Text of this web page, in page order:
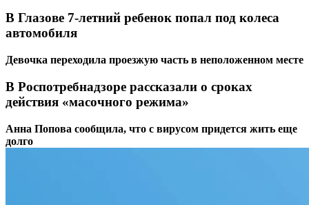
В Глазове 7-летний ребенок попал под колеса
автомобиля
Девочка переходила проезжую часть в неположенном месте
В Роспотребнадзоре рассказали о сроках
действия «масочного режима»
Анна Попова сообщила, что с вирусом придется жить еще
долго